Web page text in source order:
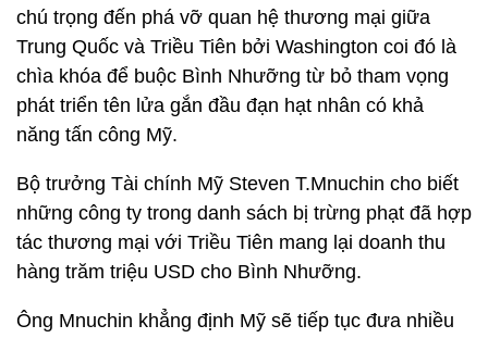
chú trọng đến phá vỡ quan hệ thương mại giữa
Trung Quốc và Triều Tiên bởi Washington coi đó là
chìa khóa để buộc Bình Nhưỡng từ bỏ tham vọng
phát triển tên lửa gắn đầu đạn hạt nhân có khả
năng tấn công Mỹ.
Bộ trưởng Tài chính Mỹ Steven T.Mnuchin cho biết
những công ty trong danh sách bị trừng phạt đã hợp
tác thương mại với Triều Tiên mang lại doanh thu
hàng trăm triệu USD cho Bình Nhưỡng.
Ông Mnuchin khẳng định Mỹ sẽ tiếp tục đưa nhiều